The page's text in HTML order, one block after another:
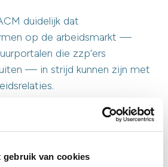
gebruik van cookies
duidelijk dat
op de arbeidsmarkt —
die zzp’ers
— in strijd kunnen zijn met
of collectieve uitsluiting
maar